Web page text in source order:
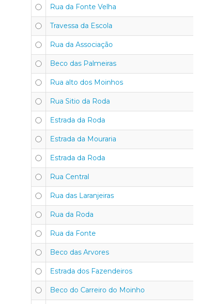
Rua da Fonte Velha
Travessa da Escola
Rua da Associação
Beco das Palmeiras
Rua alto dos Moinhos
Rua Sitio da Roda
Estrada da Roda
Estrada da Mouraria
Estrada da Roda
Rua Central
Rua das Laranjeiras
Rua da Roda
Rua da Fonte
Beco das Arvores
Estrada dos Fazendeiros
Beco do Carreiro do Moinho